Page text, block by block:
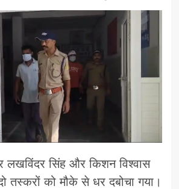
लखविंदर सिंह और किशन विश्वास
तस्करों को मौके से धर दबोचा गया।